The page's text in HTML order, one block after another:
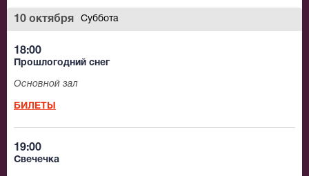
10 октября Суббота
18:00
Прошлогодний снег
Основной зал
БИЛЕТЫ
19:00
Свечечка